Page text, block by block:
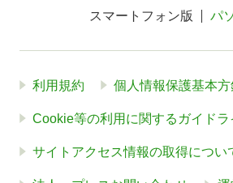
スマートフォン版 パ
利用規約 個人情報保護基本方
Cookie等の利用に関するガイドラ
サイトアクセス情報の取得につい